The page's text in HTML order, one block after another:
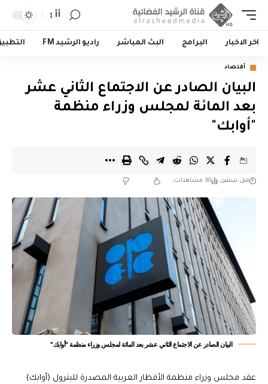
أأ
اخر الاخبار البرامج البث المباشر راديو الرشيد FM
أقتصاد
البيان الصادر عن الاجتماع الثاني عشر
بعد المائة لمجلس وزراء منظمة
"أوابك"
قبل سنتين 30 مشاهدات
البيان الصادر عن الاجتماع الثاني عشر بعد المائة لمجلس وزراء منظمة "أوابك"
عقد مجلس وزراء منظمة الأقطار العربية المصدرة للبترول (أوابك)